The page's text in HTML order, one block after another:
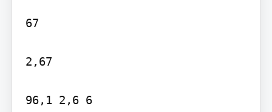
67
2,67
96,1 2,6 6